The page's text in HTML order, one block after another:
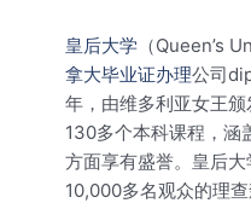
皇后大学 （Queen’s
拿大毕业证办理公司
年，由维多利亚女王
130多个本科课程，涵
方面享有盛誉。皇后
10,000多名观众的理